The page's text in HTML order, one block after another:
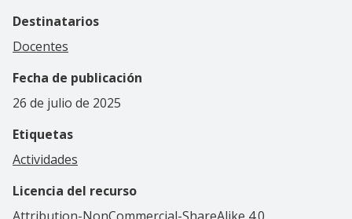
Destinatarios
Docentes
Fecha de publicación
26 de julio de 2025
Etiquetas
Actividades
Licencia del recurso
Attribution-NonCommercial-ShareAlike 4.0